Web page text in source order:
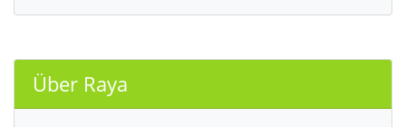
Über Raya